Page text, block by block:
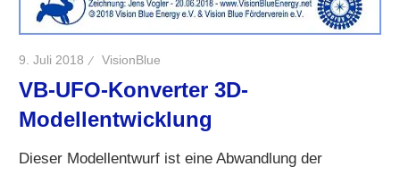
9. Juli 2018 VisionBlue
VB-UFO-Konverter 3D-
Modellentwicklung
Dieser Modellentwurf ist eine Abwandlung der